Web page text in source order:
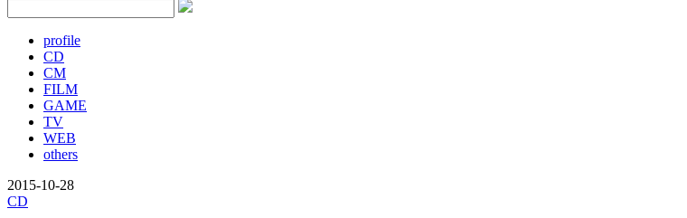
profile
CD
CM
FILM
GAME
TV
WEB
others
2015-10-28
CD